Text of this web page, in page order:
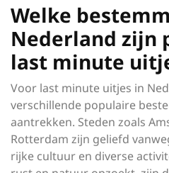
Welke
Nederland zijn
last minute
Voor last minute uitjes in
verschillende populaire
aantrekken. Steden zoals
Rotterdam zijn geliefd
rijke cultuur en diverse